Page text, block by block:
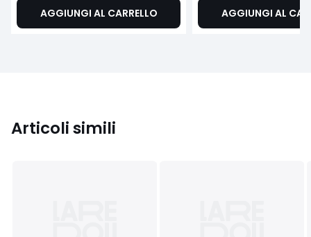
AGGIUNGI AL CARRELLO AGGIUNGI AL
Articoli simili